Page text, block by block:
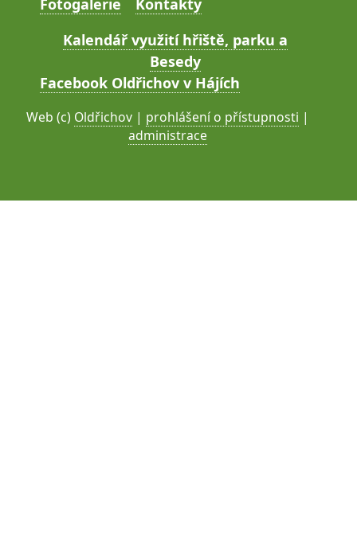
Kalendář využití hřiště, parku a
Besedy
Facebook Oldřichov v Hájích
Web (c) Oldřichov | prohlášení o přístupnosti |
administrace